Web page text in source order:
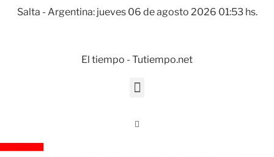
Salta - Argentina: jueves 06 de agosto 2026 01:53 hs.
El tiempo - Tutiempo.net